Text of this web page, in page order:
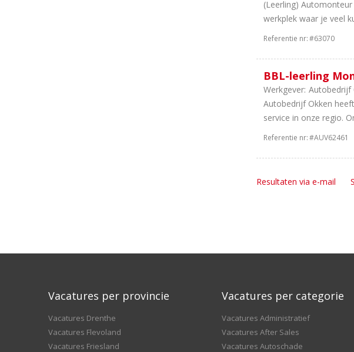
(Leerling)
werkplek waar je veel
Referentie nr:#63070
BBL-leerling
Werkgever: Autobedrijf
Autobedrijf Okken
service in onze regio.
Referentie nr:#AUV62461
Resultaten via e-mail
Vacatures per provincie
Vacatures Drenthe
Vacatures Flevoland
Vacatures Friesland
Vacatures per categorie
Vacatures Administratief
Vacatures After Sales
Vacatures Autoschade